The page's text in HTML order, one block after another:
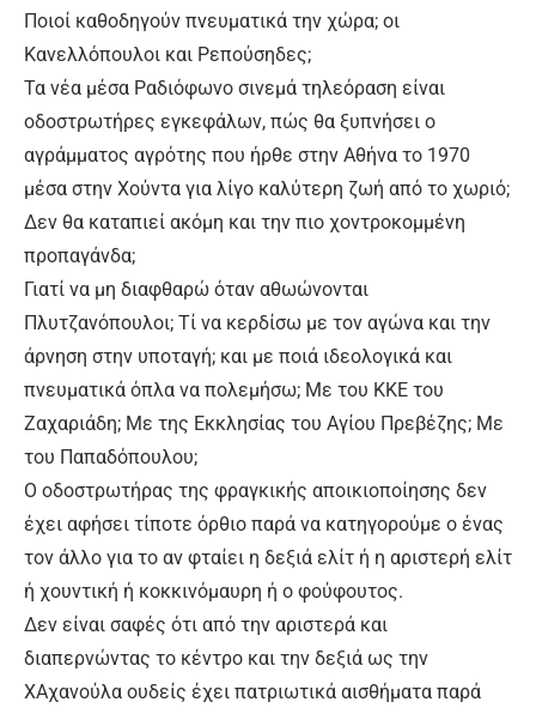
Ποιοί καθοδηγούν πνευματικά την χώρα; οι
Κανελλόπουλοι και Ρεπούσηδες;
Τα νέα μέσα Ραδιόφωνο σινεμά τηλεόραση είναι
οδοστρωτήρες εγκεφάλων, πώς θα ξυπνήσει ο
αγράμματος αγρότης που ήρθε στην Αθήνα το 1970
μέσα στην Χούντα για λίγο καλύτερη ζωή από το χωριό;
Δεν θα καταπιεί ακόμη και την πιο χοντροκομμένη
προπαγάνδα;
Γιατί να μη διαφθαρώ όταν αθωώνονται
Πλυτζανόπουλοι; Τί να κερδίσω με τον αγώνα και την
άρνηση στην υποταγή; και με ποιά ιδεολογικά και
πνευματικά όπλα να πολεμήσω; Με του ΚΚΕ του
Ζαχαριάδη; Με της Εκκλησίας του Αγίου Πρεβέζης; Με
του Παπαδόπουλου;
Ο οδοστρωτήρας της φραγκικής αποικιοποίησης δεν
έχει αφήσει τίποτε όρθιο παρά να κατηγορούμε ο ένας
τον άλλο για το αν φταίει η δεξιά ελίτ ή η αριστερή ελίτ
ή χουντική ή κοκκινόμαυρη ή ο φούφουτος.
Δεν είναι σαφές ότι από την αριστερά και
διαπερνώντας το κέντρο και την δεξιά ως την
ΧΑχανούλα ουδείς έχει πατριωτικά αισθήματα παρά